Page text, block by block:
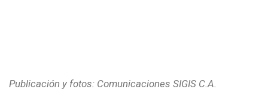
Publicación y fotos: Comunicaciones SIGIS C.A.